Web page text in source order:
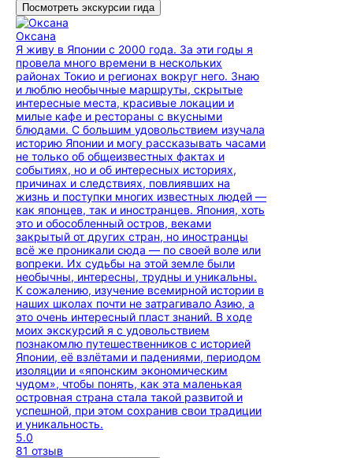
Посмотреть экскурсии гида
Оксана
Я живу в Японии с 2000 года. За эти годы я
провела много времени в нескольких
районах Токио и регионах вокруг него. Знаю
и люблю необычные маршруты, скрытые
интересные места, красивые локации и
милые кафе и рестораны с вкусными
блюдами. С большим удовольствием изучала
историю Японии и могу рассказывать часами
не только об общеизвестных фактах и
событиях, но и об интересных историях,
причинах и следствиях, повлиявших на
жизнь и поступки многих известных людей —
как японцев, так и иностранцев. Япония, хоть
это и обособленный остров, веками
закрытый от других стран, но иностранцы
всё же проникали сюда — по своей воле или
вопреки. Их судьбы на этой земле были
необычны, интересны, трудны и уникальны.
К сожалению, изучение всемирной истории в
наших школах почти не затрагивало Азию, а
это очень интересный пласт знаний. В ходе
моих экскурсий я с удовольствием
познакомлю путешественников с историей
Японии, её взлётами и падениями, периодом
изоляции и «японским экономическим
чудом», чтобы понять, как эта маленькая
островная страна стала такой развитой и
успешной, при этом сохранив свои традиции
и уникальность.
5.0
81 отзыв